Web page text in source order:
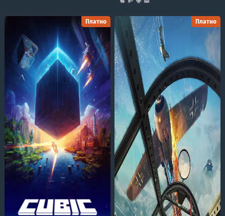
Платно Платно